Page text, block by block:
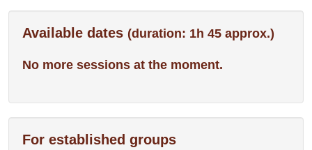
Available dates (duration: 1h 45 approx.)
No more sessions at the moment.
For established groups